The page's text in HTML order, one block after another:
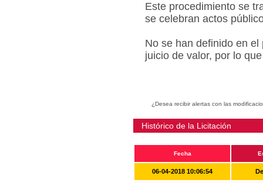
Este procedimiento se
se celebran actos
No se han definido en
juicio de valor, por lo
¿Desea recibir alertas con las
Histórico de la Licitación
Fecha
06-04-2018 10:06:54